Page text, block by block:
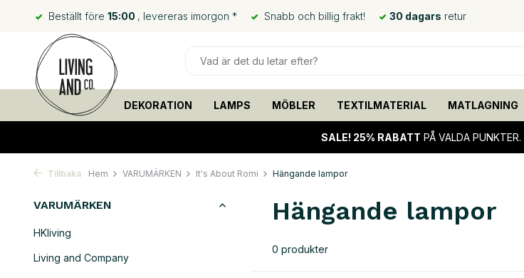
Beställt före 15:00 , levereras imorgon * Snabb och billig frakt! 30 dagars retur
DEKORATION LAMPS MÖBLER TEXTILMATERIAL MATLAGNING
SALE! 25% RABATT PÅ VALDA PUNKTER.
Tillbaka Hem VARUMÄRKEN It's About Romi Hängande lampor
VARUMÄRKEN
HKliving
Living and Company
Hängande lampor
0 produkter